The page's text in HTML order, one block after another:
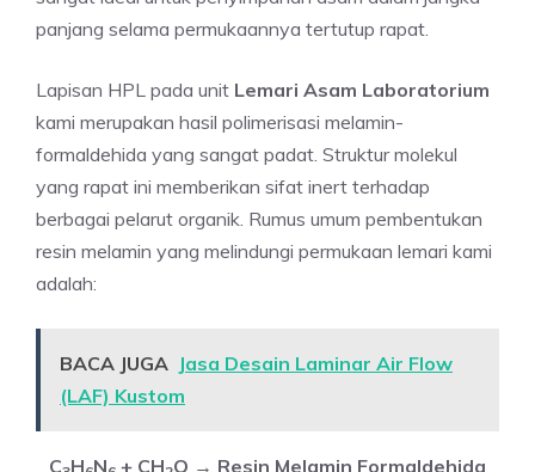
panjang selama permukaannya tertutup rapat.
Lapisan HPL pada unit Lemari Asam Laboratorium
kami merupakan hasil polimerisasi melamin-
formaldehida yang sangat padat. Struktur molekul
yang rapat ini memberikan sifat inert terhadap
berbagai pelarut organik. Rumus umum pembentukan
resin melamin yang melindungi permukaan lemari kami
adalah:
BACA JUGA Jasa Desain Laminar Air Flow
(LAF) Kustom
C H N + CH O → Resin Melamin Formaldehida